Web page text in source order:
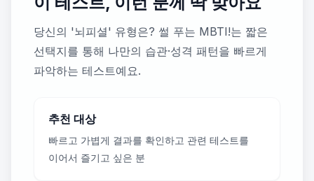
당신의 '뇌피셜' 유형은? 썰 푸는 MBTI!는 짧은
선택지를 통해 나만의 습관·성격 패턴을 빠르게
파악하는 테스트예요.
추천 대상
빠르고 가볍게 결과를 확인하고 관련 테스트를
이어서 즐기고 싶은 분